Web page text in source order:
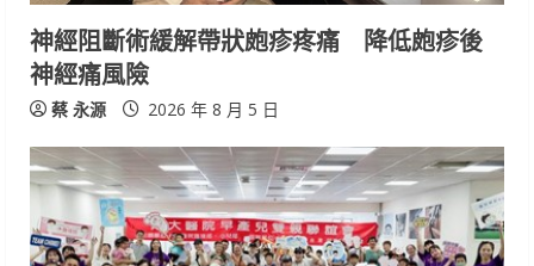
n
g
神經阻斷術緩解帶狀皰疹疼痛 降低皰疹後
神經痛風險
蔡 永源 2026 年 8 月 5 日